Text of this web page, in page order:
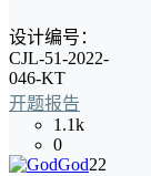
设计编号：
CJL-51-2022-
046-KT
开题报告
1.1k
0
God22